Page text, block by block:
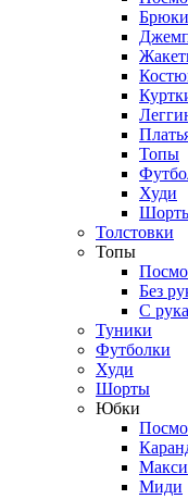
Брюки
Топы
Худи
Толстовки
Топы
Без
С
Туники
Футболки
Худи
Шорты
Юбки
Макси
Миди